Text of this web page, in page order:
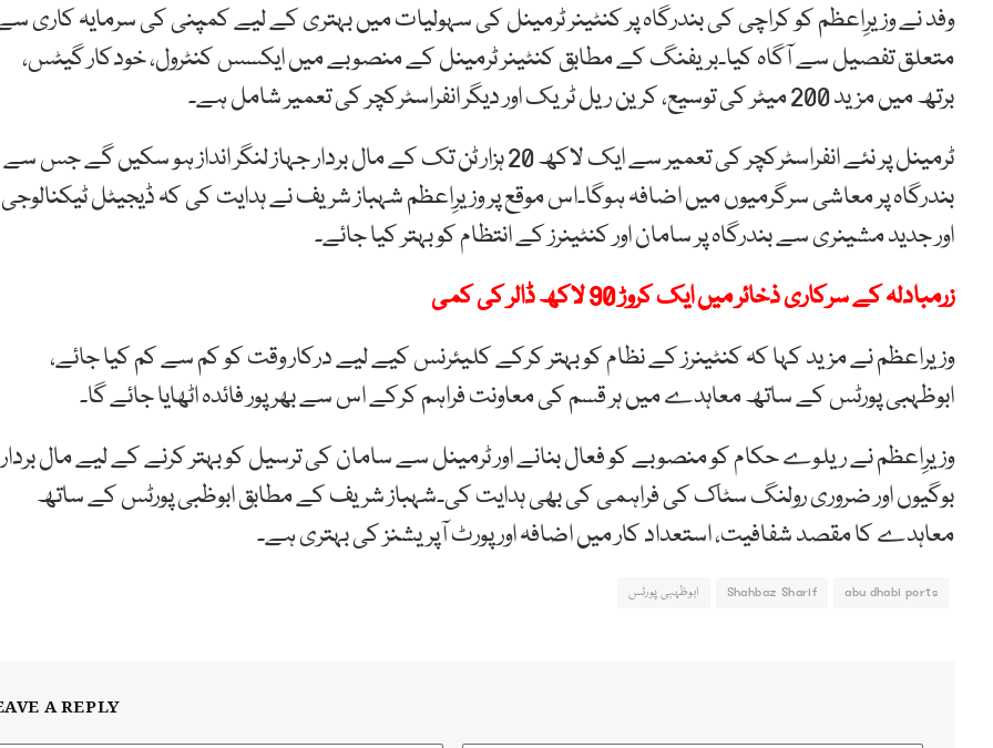
وفد نے وزیرِاعظم کو کراچی کی بندرگاہ پر کنٹینر ٹرمینل کی سہولیات میں بہتری کے لیے کمپنی کی سرمایہ کاری
متعلق تفصیل سے آگاہ کیا۔بریفنگ کے مطابق کنٹینر ٹرمینل کے منصوبے میں ایکسس کنٹرول، خودکار گیٹس،
برتھ میں مزید 200 میٹر کی توسیع، کرین ریل ٹریک اور دیگر انفراسٹرکچر کی تعمیر شامل ہے۔
ٹرمینل پر نئے انفراسٹرکچر کی تعمیر سے ایک لاکھ 20 ہزار ٹن تک کے مال بردار جہاز لنگر انداز ہو سکیں گے جس سے
بندرگاہ پر معاشی سرگرمیوں میں اضافہ ہوگا۔اس موقع پر وزیرِاعظم شہباز شریف نے ہدایت کی کہ ڈیجیٹل ٹیکنالوجی
اور جدید مشینری سے بندرگاہ پر سامان اور کنٹینرز کے انتظام کو بہتر کیا جائے۔
زرمبادلہ کے سرکاری ذخائر میں ایک کروڑ 90 لاکھ ڈالر کی کمی
وزیراعظم نے مزید کہا کہ کنٹینرز کے نظام کو بہتر کرکے کلیئرنس کیے لیے درکار وقت کو کم سے کم کیا جائے،
ابوظہبی پورٹس کے ساتھ معاہدے میں ہر قسم کی معاونت فراہم کرکے اس سے بھرپور فائدہ اٹھایا جائے گا۔
وزیرِاعظم نے ریلوے حکام کو منصوبے کو فعال بنانے اور ٹرمینل سے سامان کی ترسیل کو بہتر کرنے کے لیے مال بردار
بوگیوں اور ضروری رولنگ سٹاک کی فراہمی کی بھی ہدایت کی۔شہباز شریف کے مطابق ابوظبی پورٹس کے ساتھ
معاہدے کا مقصد شفافیت، استعداد کار میں اضافہ اور پورٹ آپریشنز کی بہتری ہے۔
abu dhabi ports
Shahbaz Sharif ابوظہبی پورٹس
A REPLY